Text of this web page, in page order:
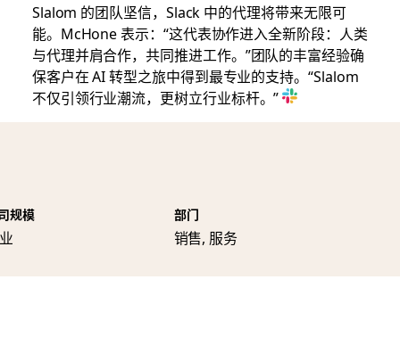
Slalom 的团队坚信，Slack 中的代理将带来无限可
能。McHone 表示：“这代表协作进入全新阶段：人类
与代理并肩合作，共同推进工作。”团队的丰富经验确
保客户在 AI 转型之旅中得到最专业的支持。“Slalom
不仅引领行业潮流，更树立行业标杆。”
规模 部门
销售, 服务